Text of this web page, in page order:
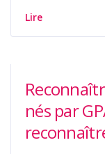
Lire
nés par